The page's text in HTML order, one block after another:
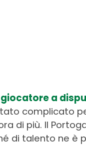
giocatore a
complicato
di più. Il
di talento ne è